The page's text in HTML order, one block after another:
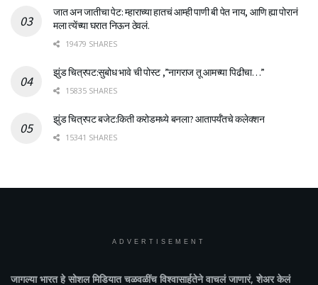
जात अन जातीचा पेट: म्हाराच्या हातचं आम्ही पाणी बी पेत नाय, आणि ह्या पोरानं
मला त्येंच्या घरात निऊन ठेवलं.
19479 SHARES
झुंड चित्रपट:सुबोध भावे ची पोस्ट ,”नागराज तू आमच्या पिढीचा…”
15835 SHARES
झुंड चित्रपट बजेट:किती करोडमध्ये बनला? आतापर्यँतचे कलेक्शन
15341 SHARES
ADVERTISEMENT
जागल्या भारतहे सोशल मिडियात चळवळींच विश्वासार्हतेने वाचलं जाणारं, शेअर केलं